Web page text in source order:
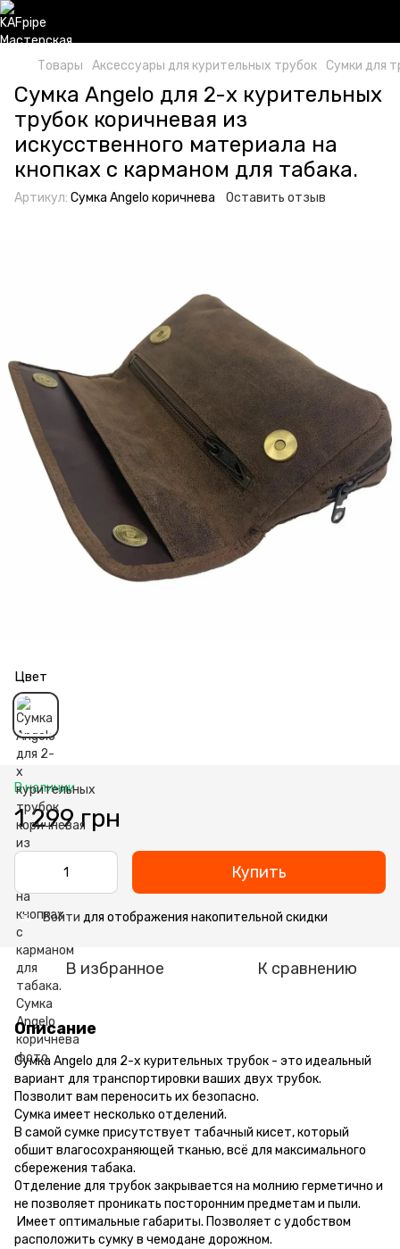
Товары Аксессуары для курительных трубок Сумки для
Сумка Angelo для 2-х курительных
трубок коричневая из
искусственного материала на
кнопках с карманом для табака.
Артикул: Сумка Angelo коричнева Оставить отзыв
Цвет
В наличии
1 299 грн
Купить
% Войти для отображения накопительной скидки
В избранное К сравнению
Описание
Сумка Angelo для 2-х курительных трубок - это идеальный
вариант для транспортировки ваших двух трубок.
Позволит вам переносить их безопасно.
Сумка имеет несколько отделений.
В самой сумке присутствует табачный кисет, который
обшит влагосохраняющей тканью, всё для максимального
сбережения табака.
Отделение для трубок закрывается на молнию герметично и
не позволяет проникать посторонним предметам и пыли.
Имеет оптимальные габариты. Позволяет с удобством
расположить сумку в чемодане дорожном.